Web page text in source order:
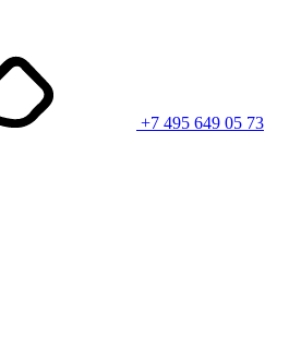
+7 495 649 05 73